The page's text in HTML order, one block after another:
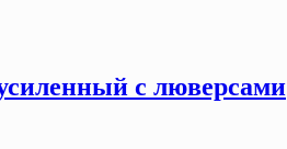
с люверсами